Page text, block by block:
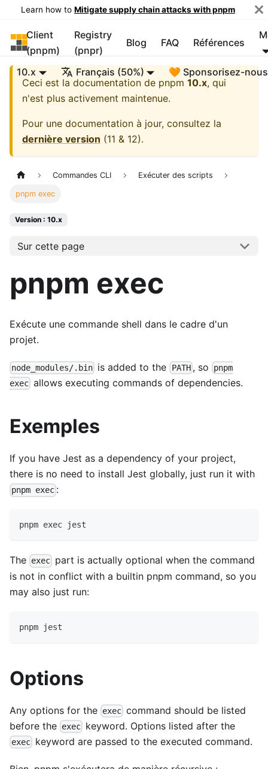
Learn how to Mitigate supply chain attacks with pnpm
pnpm
Client
(pnpm)
Registry
(pnpr)
Blog FAQ Références
10.x Français (50%)
🧡 Sponsorisez-nous
Ceci est la documentation de pnpm 10.x, qui
n'est plus activement maintenue.
Pour une documentation à jour, consultez la
dernière version (11 & 12).
Commandes CLI Exécuter des scripts
pnpm exec
Version : 10.x
Sur cette page
pnpm exec
Exécute une commande shell dans le cadre d'un
projet.
node_modules/.bin is added to the PATH, so
pnpm
exec allows executing commands of dependencies.
Exemples
If you have Jest as a dependency of your project,
there is no need to install Jest globally, just run it with
pnpm exec :
pnpm exec jest
The exec part is actually optional when the command
is not in conflict with a builtin pnpm command, so you
may also just run:
pnpm jest
Options
Any options for the exec command should be listed
before the exec keyword. Options listed after the
exec keyword are passed to the executed command.